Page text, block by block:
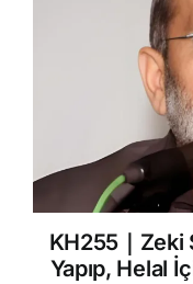
KH255｜Zeki
Yapıp, Helal